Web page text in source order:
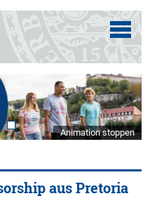
Animation stoppen
aus Pretoria